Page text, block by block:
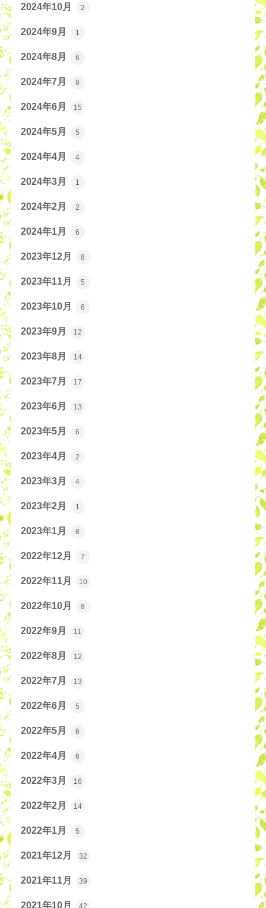
2024年10月 2
2024年9月 1
2024年8月 6
2024年7月 8
2024年6月 15
2024年5月 5
2024年4月 4
2024年3月 1
2024年2月 2
2024年1月 6
2023年12月 8
2023年11月 5
2023年10月 6
2023年9月 12
2023年8月 14
2023年7月 17
2023年6月 13
2023年5月 6
2023年4月 2
2023年3月 4
2023年2月 1
2023年1月 8
2022年12月 7
2022年11月 10
2022年10月 8
2022年9月 11
2022年8月 12
2022年7月 13
2022年6月 5
2022年5月 6
2022年4月 6
2022年3月 16
2022年2月 14
2022年1月 5
2021年12月 32
2021年11月 39
2021年10月 42